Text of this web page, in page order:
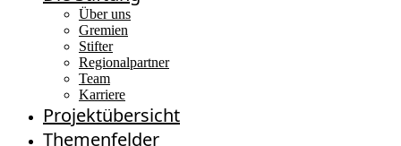
Über uns
Gremien
Stifter
Regionalpartner
Team
Karriere
Projektübersicht
Themenfelder